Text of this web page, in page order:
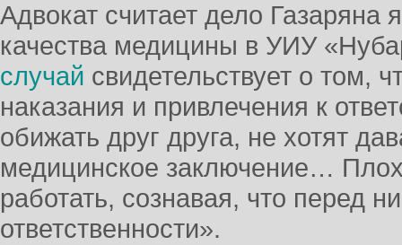
Адвокат считает дело Газаряна
качества медицины в УИУ
случай свидетельствует о том,
наказания и привлечения к
обижать друг друга, не хотят
медицинское заключение…
работать, сознавая, что перед
ответственности».